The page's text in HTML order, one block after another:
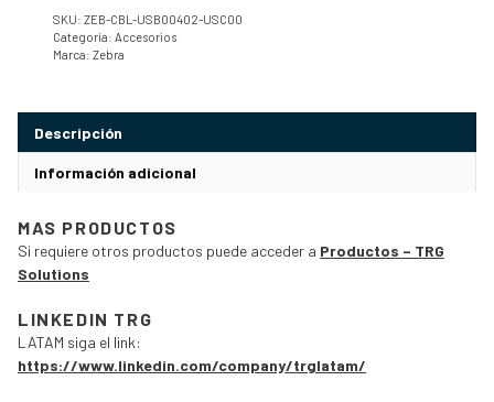
SKU: ZEB-CBL-USB00402-USC00
Categoría: Accesorios
Marca: Zebra
Descripción
Información adicional
MAS PRODUCTOS
Si requiere otros productos puede acceder a Productos – TRG
Solutions
LINKEDIN TRG
LATAM siga el link:
https://www.linkedin.com/company/trglatam/